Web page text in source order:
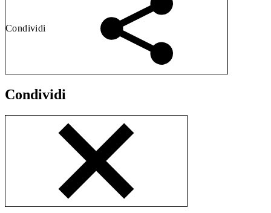
Condividi
Condividi